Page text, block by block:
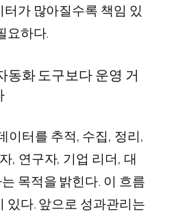
가 많아질수록 책임 있
요하다.
동화 도구보다 운영 거
이터를 추적, 수집, 정리,
, 연구자, 기업 리더, 대
목적을 밝힌다. 이 흐름
있다. 앞으로 성과관리는